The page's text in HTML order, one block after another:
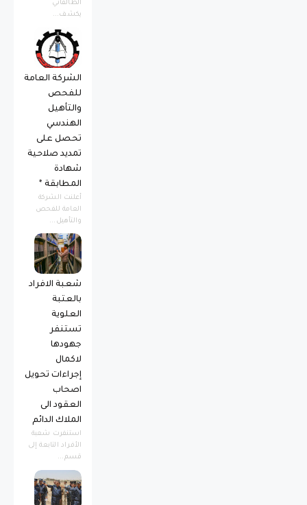
الطالقاني
يكشف...
الشركة العامة
للفحص
والتأهيل
الهندسي
تحصل على
تمديد صلاحية
شهادة
المطابقة *
أعلنت الشركة
العامة للفحص
والتأهيل...
شعبة الافراد
بالعتبة
العلوية
تستنفر
جهودها
لاكمال
إجراءات تحويل
اصحاب
العقود الى
الملاك الدائم
استنفرت شعبة
الأفراد التابعة إلى
قسم...